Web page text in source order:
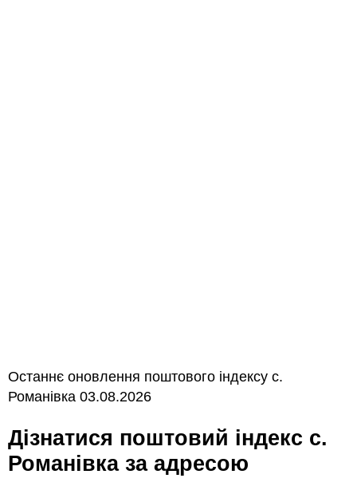
Останнє оновлення поштового індексу с.
Романівка 03.08.2026
Дізнатися поштовий індекс с.
Романівка за адресою